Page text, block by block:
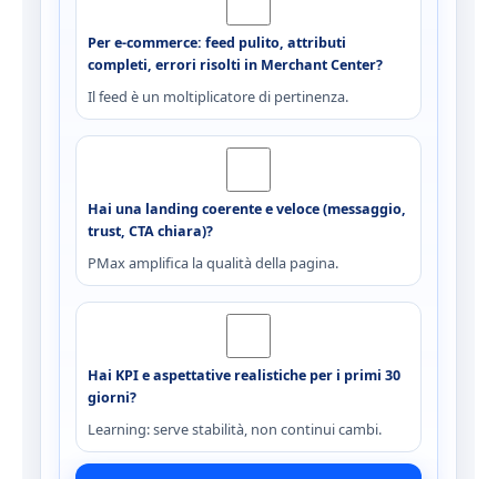
Per e-commerce: feed pulito, attributi
completi, errori risolti in Merchant Center?
Il feed è un moltiplicatore di pertinenza.
Hai una landing coerente e veloce (messaggio,
trust, CTA chiara)?
PMax amplifica la qualità della pagina.
Hai KPI e aspettative realistiche per i primi 30
giorni?
Learning: serve stabilità, non continui cambi.